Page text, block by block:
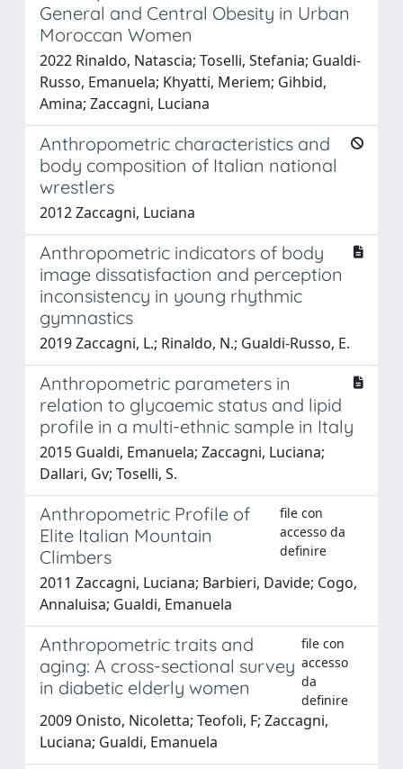
General and Central Obesity in Urban
Moroccan Women
2022 Rinaldo, Natascia; Toselli, Stefania; Gualdi-
Russo, Emanuela; Khyatti, Meriem; Gihbid,
Amina; Zaccagni, Luciana
Anthropometric characteristics and
body composition of Italian national
wrestlers
2012 Zaccagni, Luciana
Anthropometric indicators of body
image dissatisfaction and perception
inconsistency in young rhythmic
gymnastics
2019 Zaccagni, L.; Rinaldo, N.; Gualdi-Russo, E.
Anthropometric parameters in
relation to glycaemic status and lipid
profile in a multi-ethnic sample in Italy
2015 Gualdi, Emanuela; Zaccagni, Luciana;
Dallari, Gv; Toselli, S.
Anthropometric Profile of
Elite Italian Mountain
Climbers
file con
accesso da
definire
2011 Zaccagni, Luciana; Barbieri, Davide; Cogo,
Annaluisa; Gualdi, Emanuela
Anthropometric traits and
aging: A cross-sectional survey
in diabetic elderly women
file con
accesso
da
definire
2009 Onisto, Nicoletta; Teofoli, F; Zaccagni,
Luciana; Gualdi, Emanuela